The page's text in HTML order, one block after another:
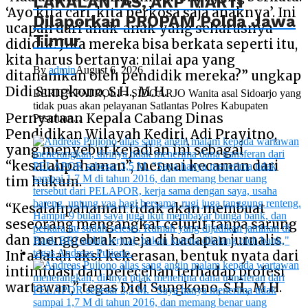
‘Ayo kita cari, kita perkosa saja anaknya’. Ini
ucapan dari anak-anak yang seharusnya
dididik. Jika mereka bisa berkata seperti itu,
kita harus bertanya: nilai apa yang
ditanamkan oleh pendidik mereka?” ungkap
Didi Sungkono, S.H., M.H.
Pernyataan Kepala Cabang Dinas
Pendidikan Wilayah Kediri, Adi Prayitno,
yang menyebut kejadian ini sebagai
“kesalahpahaman”, menuai kecaman dari
tim hukum.
“Kesalahpahaman tidak akan membuat
seseorang mengangkat celurit tanpa sarung
dan menggebrak meja di hadapan jurnalis.
Ini adalah aksi kekerasan, bentuk nyata dari
intimidasi dan pelecehan terhadap profesi
wartawan,” tegas Didi Sungkono, S.H., M.H.
Dilaporkan PROPAM Polda Jawa
Timur
By adminAugust 6, 2026
BERITA PATROLI – SIDOARJO Wanita asal Sidoarjo yang
tidak puas akan pelayanan Satlantas Polres Kabupaten
Pasuruan...